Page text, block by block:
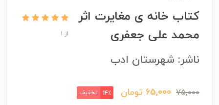
کتاب خانه ی مغایرت اثر
محمد علی جعفری
از 1
ناشر: شهرستان ادب
75,000
65,000 تومان 14٪ تخفیف